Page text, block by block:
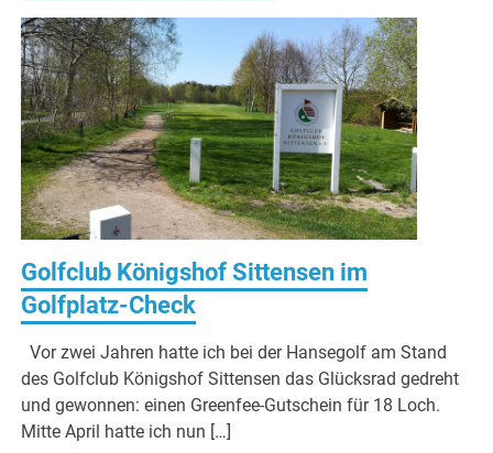
Golfclub Königshof Sittensen im
Golfplatz-Check
Vor zwei Jahren hatte ich bei der Hansegolf am Stand
des Golfclub Königshof Sittensen das Glücksrad gedreht
und gewonnen: einen Greenfee-Gutschein für 18 Loch.
Mitte April hatte ich nun […]